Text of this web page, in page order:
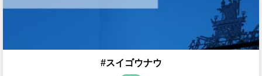
#スイゴウナウ